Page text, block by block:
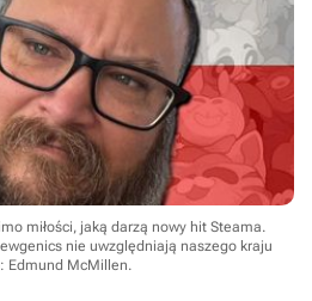
miłości, jaką darzą nowy hit Steama.
nie uwzględniają naszego kraju
Edmund McMillen.